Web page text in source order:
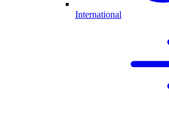
International